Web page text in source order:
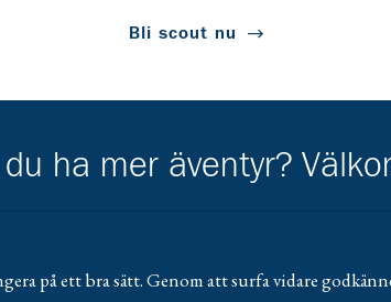
Bli scout nu
du ha mer äventyr?
på ett bra sätt. Genom att surfa vidare